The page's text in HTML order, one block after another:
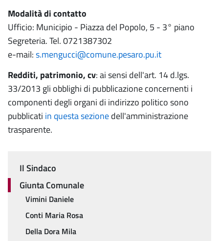
Modalità di contatto
Ufficio: Municipio - Piazza del Popolo, 5 - 3° piano
Segreteria. Tel. 0721387302
e-mail:s.mengucci@comune.pesaro.pu.it
Redditi, patrimonio, cv: ai sensi dell'art. 14 d.lgs.
33/2013 gli obblighi di pubblicazione concernenti i
componenti degli organi di indirizzo politico sono
pubblicati in questa sezionedell'amministrazione
trasparente.
Menu
Il Sindaco
Giunta Comunale
Vimini Daniele
Conti Maria Rosa
Della Dora Mila